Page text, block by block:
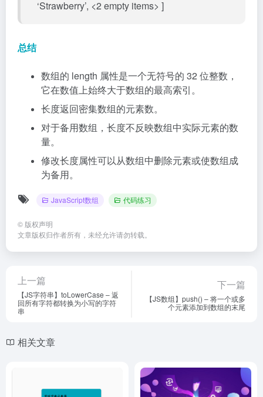
‘Strawberry’, <2 empty items> ]
总结
数组的 length 属性是一个无符号的 32 位整数，
它在数值上始终大于数组的最高索引。
长度返回密集数组的元素数。
对于备用数组，长度不反映数组中实际元素的数
量。
修改长度属性可以从数组中删除元素或使数组成
为备用。
JavaScript数组 代码练习
© 版权声明
文章版权归作者所有，未经允许请勿转载。
上一篇
【JS字符串】toLowerCase – 返
回所有字符都转换为小写的字符
串
下一篇
【JS数组】push() – 将一个或多
个元素添加到数组的末尾
相关文章